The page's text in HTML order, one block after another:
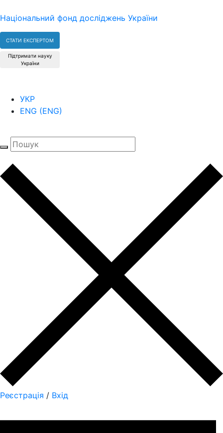
Національний фонд досліджень України
СТАТИ ЕКСПЕРТОМ
Підтримати науку
України
УКР
ENG (ENG)
Реєстрація / Вхід